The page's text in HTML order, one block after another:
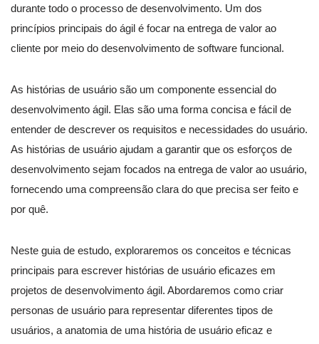
durante todo o processo de desenvolvimento. Um dos
princípios principais do ágil é focar na entrega de valor ao
cliente por meio do desenvolvimento de software funcional.
As histórias de usuário são um componente essencial do
desenvolvimento ágil. Elas são uma forma concisa e fácil de
entender de descrever os requisitos e necessidades do usuário.
As histórias de usuário ajudam a garantir que os esforços de
desenvolvimento sejam focados na entrega de valor ao usuário,
fornecendo uma compreensão clara do que precisa ser feito e
por quê.
Neste guia de estudo, exploraremos os conceitos e técnicas
principais para escrever histórias de usuário eficazes em
projetos de desenvolvimento ágil. Abordaremos como criar
personas de usuário para representar diferentes tipos de
usuários, a anatomia de uma história de usuário eficaz e